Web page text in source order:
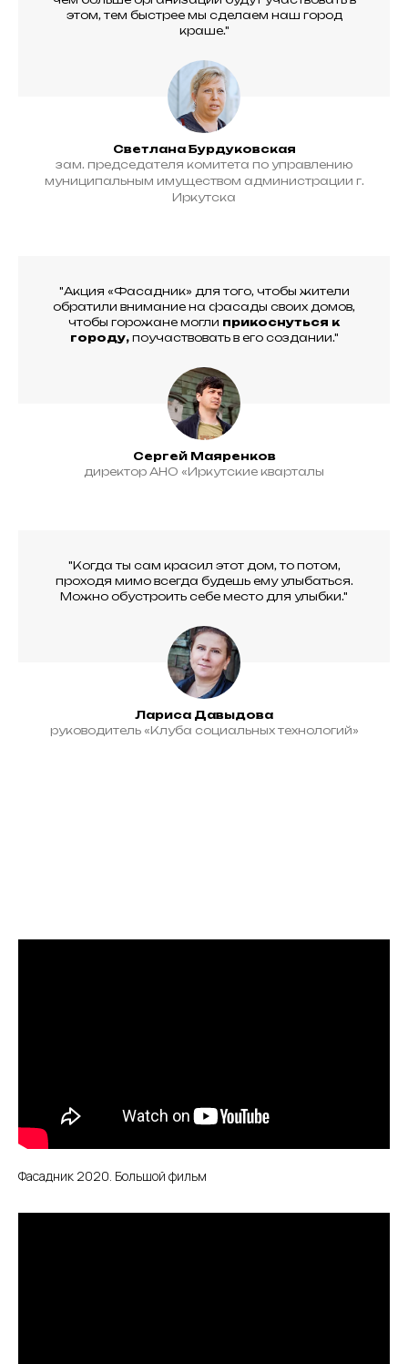
этом, тем быстрее мы сделаем наш город
краше."
Светлана Бурдуковская
зам. председателя комитета по управлению
муниципальным имуществом администрации г.
Иркутска
"Акция «Фасадник» для того, чтобы жители
обратили внимание на фасады своих домов,
чтобы горожане могли прикоснуться к
городу,поучаствовать в его создании."
Сергей Маяренков
директор АНО «Иркутские кварталы
"Когда ты сам красил этот дом, то потом,
проходя мимо всегда будешь ему улыбаться.
Можно обустроить себе место для улыбки."
Лариса Давыдова
руководитель «Клуба социальных технологий»
Фасадник 2020. Большой фильм